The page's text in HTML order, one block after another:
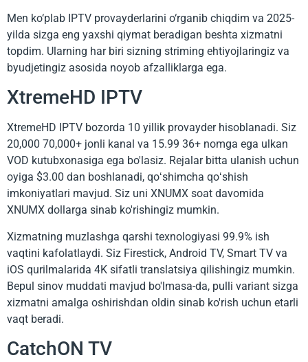
Men ko‘plab IPTV provayderlarini o‘rganib chiqdim va 2025-
yilda sizga eng yaxshi qiymat beradigan beshta xizmatni
topdim. Ularning har biri sizning striming ehtiyojlaringiz va
byudjetingiz asosida noyob afzalliklarga ega.
XtremeHD IPTV
XtremeHD IPTV bozorda 10 yillik provayder hisoblanadi. Siz
20,000 70,000+ jonli kanal va 15.99 36+ nomga ega ulkan
VOD kutubxonasiga ega bo'lasiz. Rejalar bitta ulanish uchun
oyiga $3.00 dan boshlanadi, qoʻshimcha qoʻshish
imkoniyatlari mavjud. Siz uni XNUMX soat davomida
XNUMX dollarga sinab ko'rishingiz mumkin.
Xizmatning muzlashga qarshi texnologiyasi 99.9% ish
vaqtini kafolatlaydi. Siz Firestick, Android TV, Smart TV va
iOS qurilmalarida 4K sifatli translatsiya qilishingiz mumkin.
Bepul sinov muddati mavjud bo'lmasa-da, pulli variant sizga
xizmatni amalga oshirishdan oldin sinab ko'rish uchun etarli
vaqt beradi.
CatchON TV